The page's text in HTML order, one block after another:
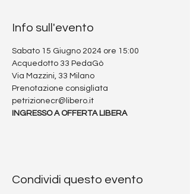
Info sull'evento
Sabato 15 Giugno 2024 ore 15:00
Acquedotto 33 PedaGò
Via Mazzini, 33 Milano
Prenotazione consigliata
petrizionecr@libero.it
INGRESSO A OFFERTA LIBERA
Condividi questo evento